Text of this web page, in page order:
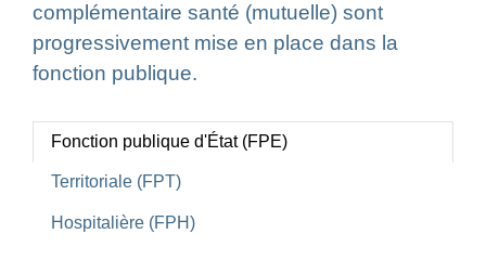
complémentaire santé (mutuelle) sont
progressivement mise en place dans la
fonction publique.
Fonction publique d'État (FPE)
Territoriale (FPT)
Hospitalière (FPH)